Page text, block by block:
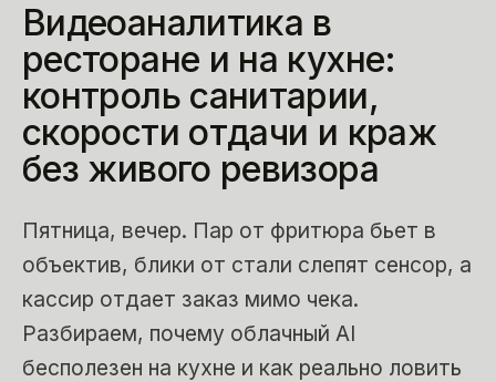
Видеоаналитика в
ресторане и на кухне:
контроль санитарии,
скорости отдачи и краж
без живого ревизора
Пятница, вечер. Пар от фритюра бьет в
объектив, блики от стали слепят сенсор, а
кассир отдает заказ мимо чека.
Разбираем, почему облачный AI
бесполезен на кухне и как реально ловить